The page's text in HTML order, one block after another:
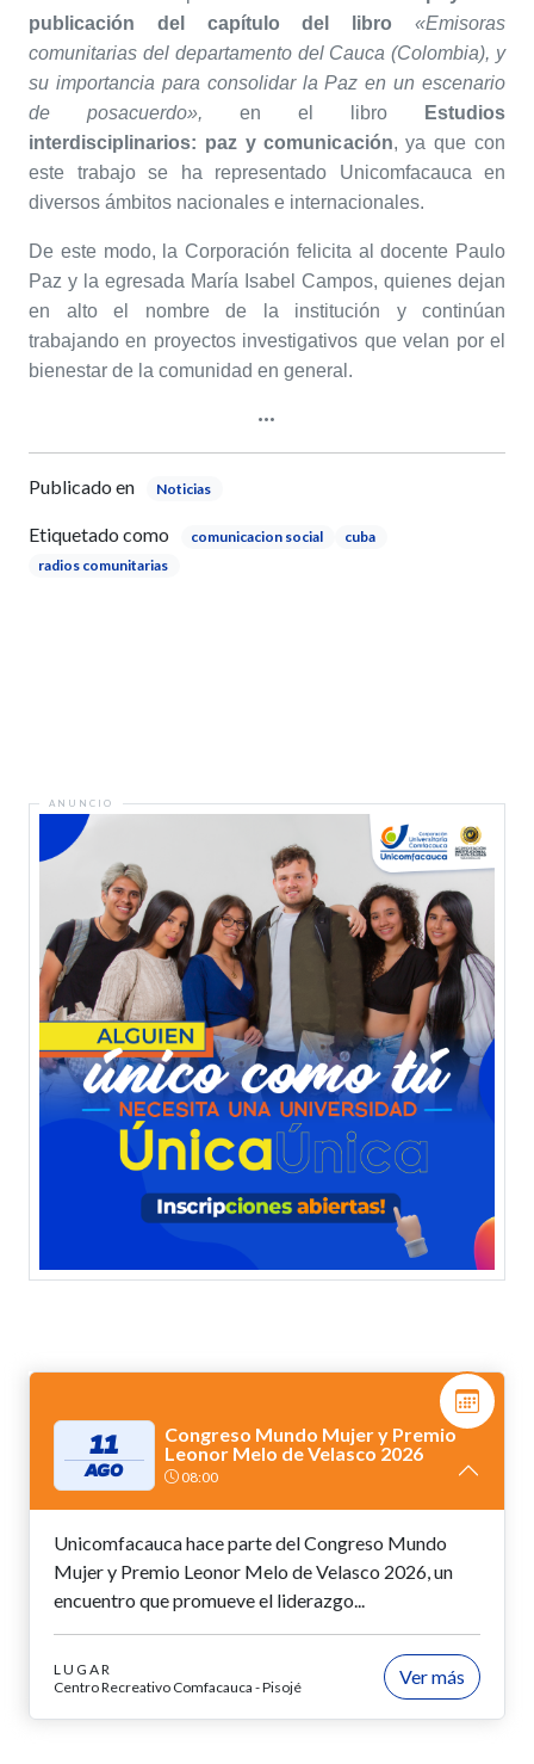
publicación del capítulo del libro
«Emisoras
comunitarias del departamento del Cauca (Colombia), y
su importancia para consolidar la Paz en un escenario
de posacuerdo», en el libro
Estudios
interdisciplinarios: paz y comunicación, ya que con
este trabajo se ha representado Unicomfacauca en
diversos ámbitos nacionales e internacionales.
De este modo, la Corporación felicita al docente Paulo
Paz y la egresada María Isabel Campos, quienes dejan
en alto el nombre de la institución y continúan
trabajando en proyectos investigativos que velan por el
bienestar de la comunidad en general.
Publicado en Noticias
Etiquetado como comunicacion social
cuba
radios comunitarias
11
AGO
Congreso Mundo Mujer y Premio
Leonor Melo de Velasco 2026
08:00
Unicomfacauca hace parte del Congreso Mundo
Mujer y Premio Leonor Melo de Velasco 2026, un
encuentro que promueve el liderazgo...
LUGAR
Centro Recreativo Comfacauca - Pisojé
Ver más